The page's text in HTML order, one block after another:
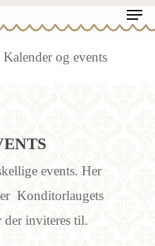
Menu
Kalender og events
events. Her
Konditorlaugets
der inviteres til.